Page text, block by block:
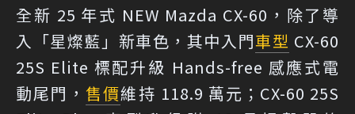
全新 25 年式 NEW Mazda CX-60，除了導
入「星燦藍」新車色，其中入門車型 CX-60
25S Elite 標配升級 Hands-free 感應式電
動尾門， 售價維持 118.9 萬元；CX-60 25S